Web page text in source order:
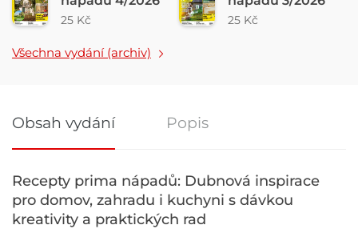
25 Kč 25 Kč
Všechna vydání (archiv)
Obsah vydání Popis
Obsah vydání
Recepty prima nápadů: Dubnová inspirace
pro domov, zahradu i kuchyni s dávkou
kreativity a praktických rad